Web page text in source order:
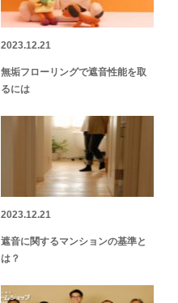
2023.12.21
無垢フローリングで遮音性能を取
るには
2023.12.21
遮音に関するマンションの基準と
は？